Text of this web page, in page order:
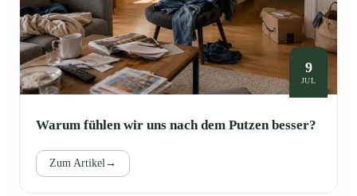
9
JUL
Warum fühlen wir uns nach dem Putzen besser?
Zum Artikel→